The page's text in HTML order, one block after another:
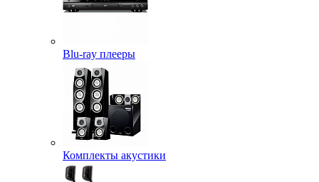
Blu-ray плееры
Комплекты акустики